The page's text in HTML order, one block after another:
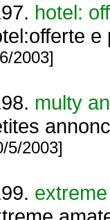
hotel:
2003]
multy
5/2003]